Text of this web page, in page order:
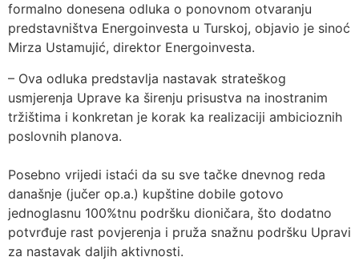
formalno donesena odluka o ponovnom otvaranju
predstavništva Energoinvesta u Turskoj, objavio je sinoć
Mirza Ustamujić, direktor Energoinvesta.
– Ova odluka predstavlja nastavak strateškog
usmjerenja Uprave ka širenju prisustva na inostranim
tržištima i konkretan je korak ka realizaciji ambicioznih
poslovnih planova.
Posebno vrijedi istaći da su sve tačke dnevnog reda
današnje (jučer op.a.) kupštine dobile gotovo
jednoglasnu 100%tnu podršku dioničara, što dodatno
potvrđuje rast povjerenja i pruža snažnu podršku Upravi
za nastavak daljih aktivnosti.